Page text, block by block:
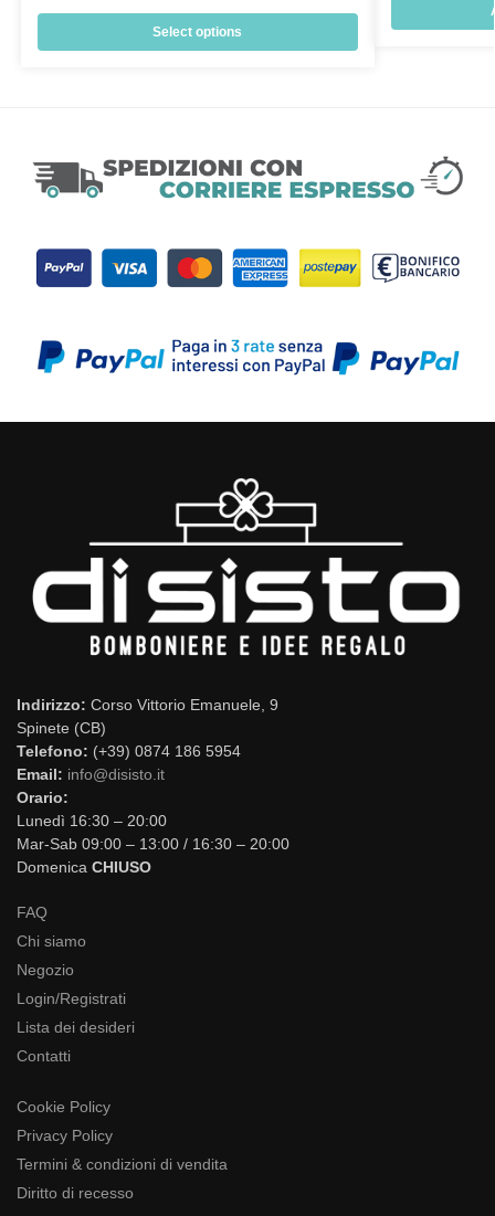
Select options
Indirizzo: Corso Vittorio Emanuele, 9
Spinete (CB)
Telefono: (+39) 0874 186 5954
Email: info@disisto.it
Orario:
Lunedì 16:30 – 20:00
Mar-Sab 09:00 – 13:00 / 16:30 – 20:00
Domenica CHIUSO
FAQ
Chi siamo
Negozio
Login/Registrati
Lista dei desideri
Contatti
Cookie Policy
Privacy Policy
Termini & condizioni di vendita
Diritto di recesso